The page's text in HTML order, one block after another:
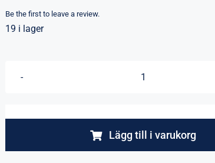
Be the first to leave a review.
19 i lager
Vision
&
color
shampoo
Lägg till i varukorg